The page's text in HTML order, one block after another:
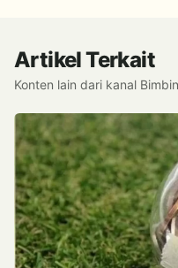
Artikel Terkait
Konten lain dari kanal